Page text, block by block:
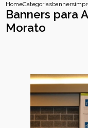
HomeCategoriasbanners
Banners para
Morato